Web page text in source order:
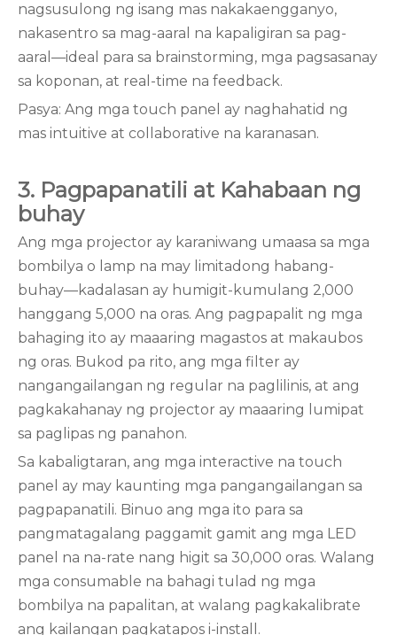
nagsusulong ng isang mas nakakaengganyo,
nakasentro sa mag-aaral na kapaligiran sa pag-
aaral—ideal para sa brainstorming, mga pagsasanay
sa koponan, at real-time na feedback.
Pasya: Ang mga touch panel ay naghahatid ng
mas intuitive at collaborative na karanasan.
3. Pagpapanatili at Kahabaan ng
buhay
Ang mga projector ay karaniwang umaasa sa mga
bombilya o lamp na may limitadong habang-
buhay—kadalasan ay humigit-kumulang 2,000
hanggang 5,000 na oras. Ang pagpapalit ng mga
bahaging ito ay maaaring magastos at makaubos
ng oras. Bukod pa rito, ang mga filter ay
nangangailangan ng regular na paglilinis, at ang
pagkakahanay ng projector ay maaaring lumipat
sa paglipas ng panahon.
Sa kabaligtaran, ang mga interactive na touch
panel ay may kaunting mga pangangailangan sa
pagpapanatili. Binuo ang mga ito para sa
pangmatagalang paggamit gamit ang mga LED
panel na na-rate nang higit sa 30,000 oras. Walang
mga consumable na bahagi tulad ng mga
bombilya na papalitan, at walang pagkakalibrate
ang kailangan pagkatapos i-install.